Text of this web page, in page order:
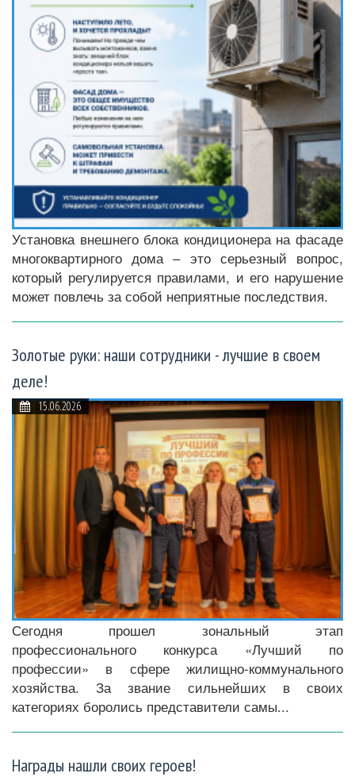
Установка внешнего блока кондиционера на фасаде
многоквартирного дома – это серьезный вопрос,
который регулируется правилами, и его нарушение
может повлечь за собой неприятные последствия.
Золотые руки: наши сотрудники - лучшие в своем
деле!
15.06.2026
Сегодня прошел зональный этап
профессионального конкурса «Лучший по
профессии» в сфере жилищно-коммунального
хозяйства. За звание сильнейших в своих
категориях боролись представители самы...
Награды нашли своих героев!